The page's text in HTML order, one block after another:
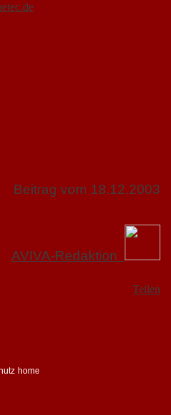
Beitrag vom 18.12.2003
AVIVA-Redaktion
Teilen
home